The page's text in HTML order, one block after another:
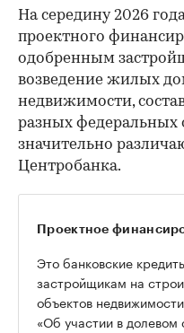
На середину 2026
проектного
одобренным
возведение жилых
недвижимости,
разных федеральных
значительно
Центробанка.
Проектное
Это банковские
застройщикам на
объектов
«Об участии в долевом